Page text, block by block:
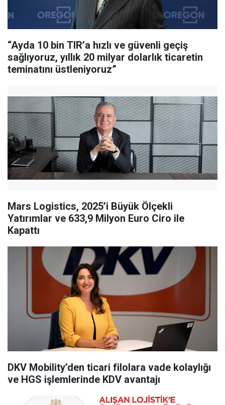
“Ayda 10 bin TIR’a hızlı ve güvenli geçiş
sağlıyoruz, yıllık 20 milyar dolarlık ticaretin
teminatını üstleniyoruz”
Mars Logistics, 2025’i Büyük Ölçekli
Yatırımlar ve 633,9 Milyon Euro Ciro ile
Kapattı
DKV Mobility’den ticari filolara vade kolaylığı
ve HGS işlemlerinde KDV avantajı